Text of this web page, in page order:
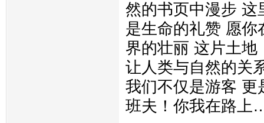
然的书页中漫步 这
是生命的礼赞 愿
界的壮丽 这片土地
让人类与自然的关
我们不仅是游客 更
班夫！你我在路